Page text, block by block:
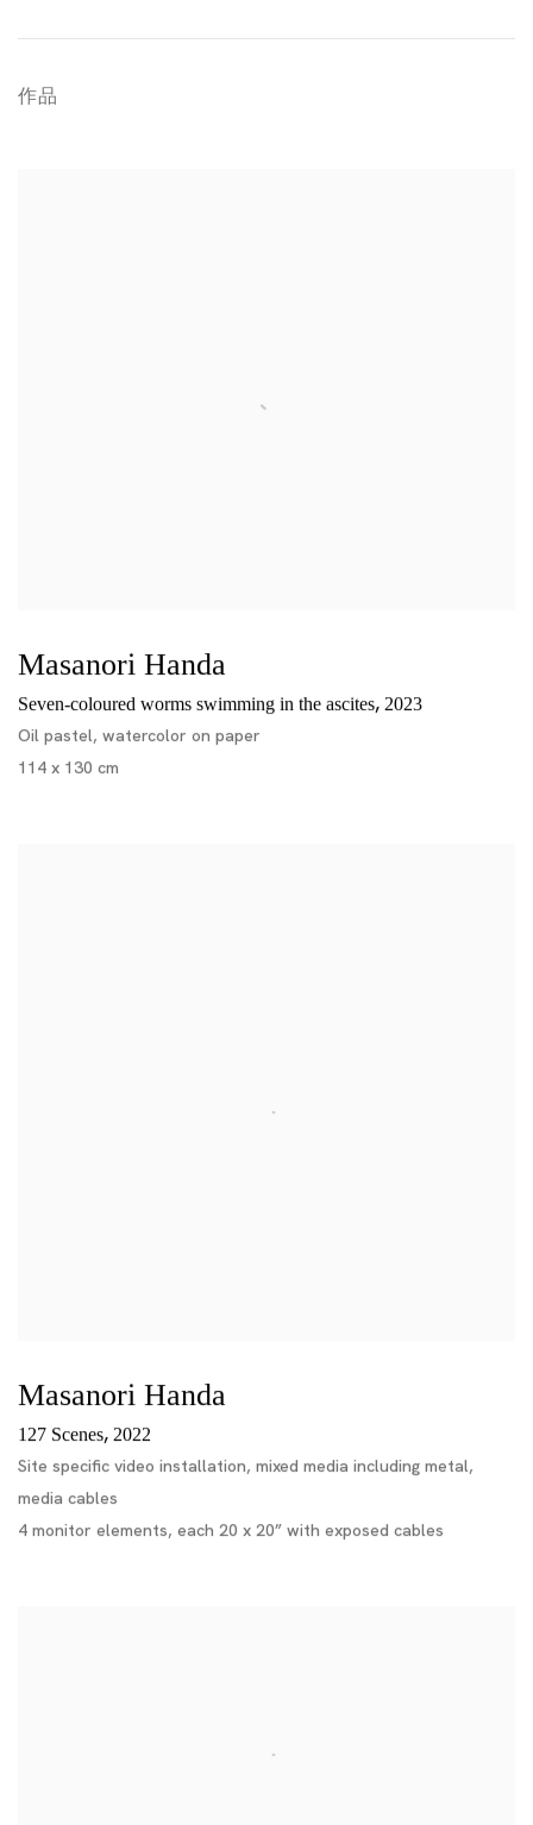
作品
Masanori Handa
Seven-coloured worms swimming in the ascites, 2023
Oil pastel, watercolor on paper
114 x 130 cm
Masanori Handa
127 Scenes, 2022
Site specific video installation, mixed media including metal,
media cables
4 monitor elements, each 20 x 20” with exposed cables